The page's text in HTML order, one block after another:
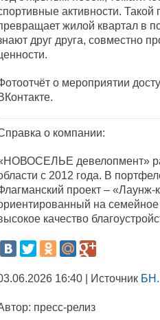
активности.
жилой квартал в
друг друга, совместно
о мероприятии
о компании:
девелопмент»
с 2012 года. В
проект –
на
качество
16:40 | Источник
пресс-релиз